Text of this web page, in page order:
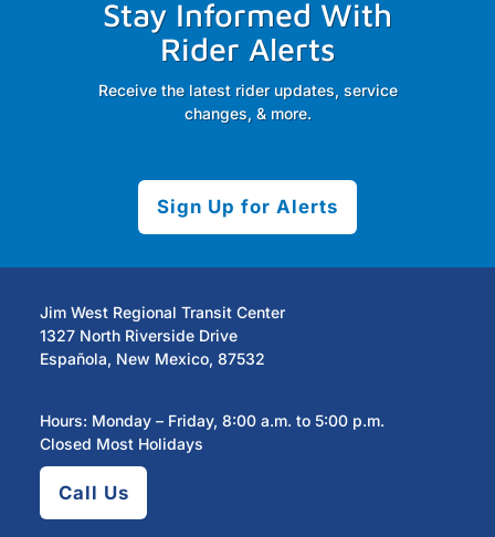
Stay Informed With
Rider Alerts
Receive the latest rider updates, service
changes, & more.
Sign Up for Alerts
Jim West Regional Transit Center
1327 North Riverside Drive
Española, New Mexico, 87532
Hours: Monday – Friday, 8:00 a.m. to 5:00 p.m.
Closed Most Holidays
Call Us